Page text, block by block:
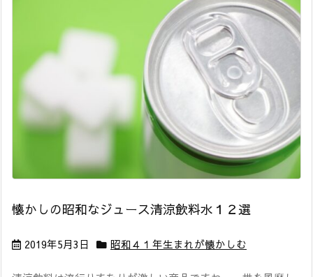
懐かしの昭和なジュース清涼飲料水１２選
2019年5月3日 昭和４１年生まれが懐かしむ